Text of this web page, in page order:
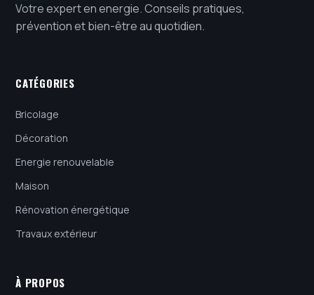
Votre expert en energie. Conseils pratiques,
prévention et bien-être au quotidien.
CATÉGORIES
Bricolage
Décoration
Energie renouvelable
Maison
Rénovation énergétique
Travaux extérieur
À PROPOS